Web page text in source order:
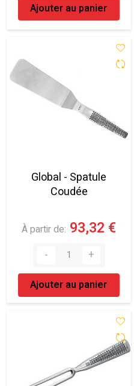
Ajouter au panier
Global - Spatule
Coudée
À partir de 93,32 €
Ajouter au panier